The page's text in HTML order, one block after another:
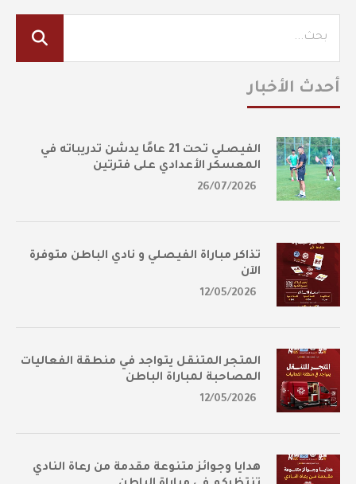
أحدث الأخبار
الفيصلي تحت 21 عامًا يدشن تدريباته في
المعسكر الأعدادي على فترتين
26/07/2026
تذاكر مباراة الفيصلي و نادي الباطن متوفرة
الآن
12/05/2026
المتجر المتنقل يتواجد في منطقة الفعاليات
المصاحبة لمباراة الباطن
12/05/2026
هدايا وجوائز متنوعة مقدمة من رعاة النادي